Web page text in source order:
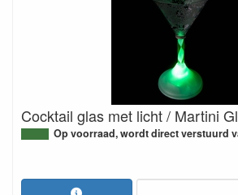
Cocktail glas met licht / Martini
Op voorraad, wordt direct verstuurd